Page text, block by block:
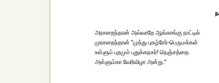
அரசறைந்தான் அவ்வாறே ஆங்காங்கு நாட்டில்
முரசறைந்தான் "முந்து புகழ்சேர்-பெருமக்கள்
உள்ளும் புறமும் புதுக்கநகர்! நெஞ்சத்தை
அள்ளும்கா வேரிவிழா அன்று."